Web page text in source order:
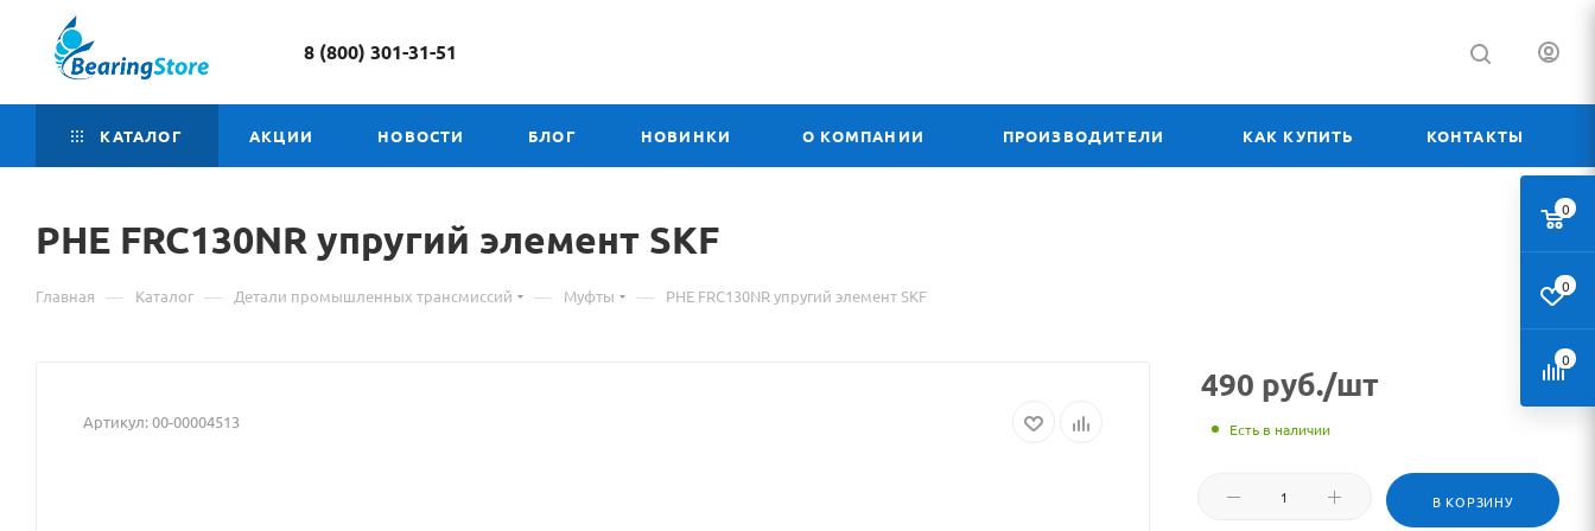
8 (800) 301-31-51
КАТАЛОГ АКЦИИ НОВОСТИ БЛОГ НОВИНКИ О КОМПАНИИ ПРОИЗВОДИТЕЛИ КАК КУПИТЬ КОНТАКТЫ
PHE FRC130NR Материал
о
упругий элемент SKF
Главная — Каталог — Детали промышленных трансмиссий — Муфты — PHE FRC130NR упругий элемент SKF
Артикул:00-00004513
490 руб./шт
Есть в наличии
В КОРЗИНУ
0
0
0